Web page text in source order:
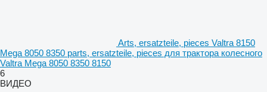
Arts, ersatzteile, pieces Valtra 8150
Mega 8050 8350 parts, ersatzteile, pieces для трактора колесного
Valtra Mega 8050 8350 8150
6
ВИДЕО